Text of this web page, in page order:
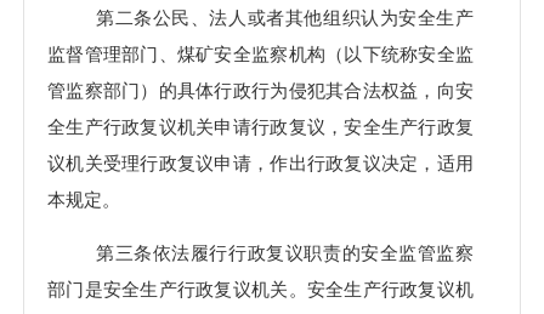
第二条公民、法人或者其他组织认为安全生产
监督管理部门、煤矿安全监察机构（以下统称安全监
管监察部门）的具体行政行为侵犯其合法权益，向安
全生产行政复议机关申请行政复议，安全生产行政复
议机关受理行政复议申请，作出行政复议决定，适用
本规定。
第三条依法履行行政复议职责的安全监管监察
部门是安全生产行政复议机关。安全生产行政复议机